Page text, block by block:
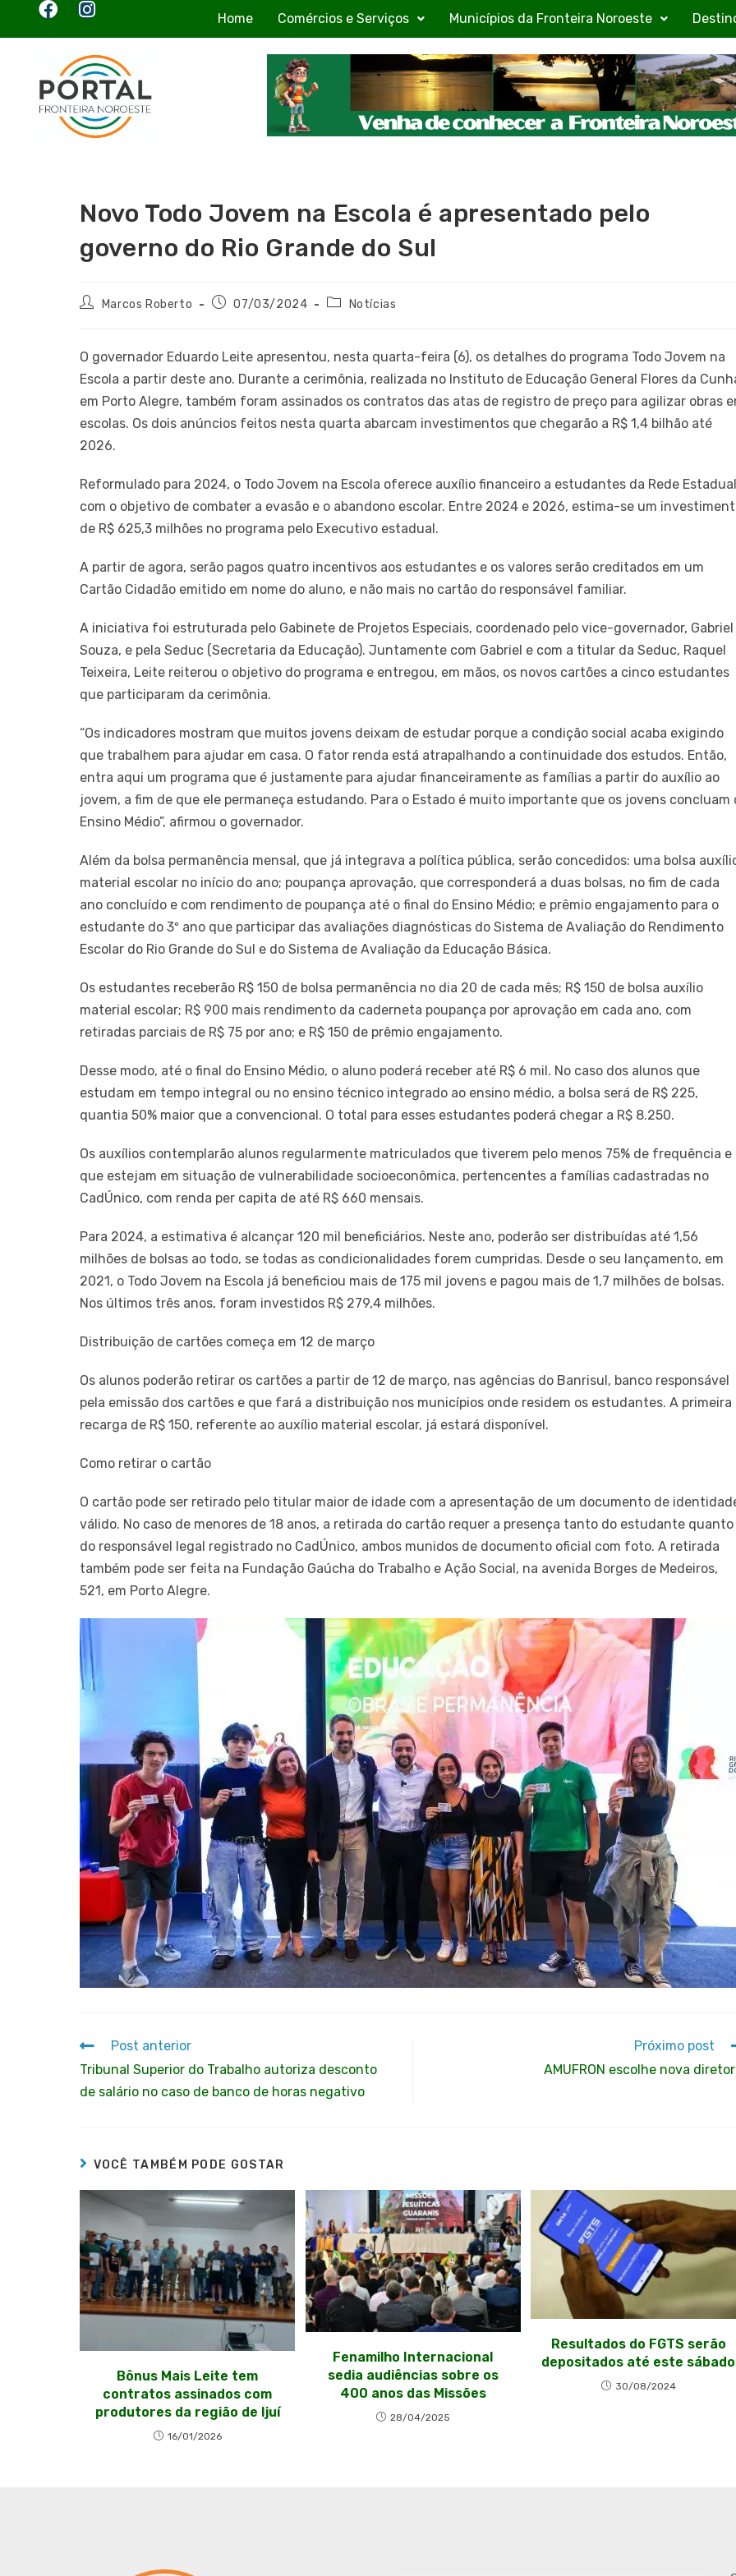
Home Comércios e Serviços Municípios da Fronteira Noroeste
Novo Todo Jovem na Escola é apresentado pelo
governo do Rio Grande do Sul
Marcos Roberto 07/03/2024 Notícias
O governador Eduardo Leite apresentou, nesta quarta-feira (6), os detalhes do programa Todo Jovem na
Escola a partir deste ano. Durante a cerimônia, realizada no Instituto de Educação General Flores da
em Porto Alegre, também foram assinados os contratos das atas de registro de preço para agilizar obras
escolas. Os dois anúncios feitos nesta quarta abarcam investimentos que chegarão a R$ 1,4 bilhão até
2026.
Reformulado para 2024, o Todo Jovem na Escola oferece auxílio financeiro a estudantes da Rede
com o objetivo de combater a evasão e o abandono escolar. Entre 2024 e 2026, estima-se um
de R$ 625,3 milhões no programa pelo Executivo estadual.
A partir de agora, serão pagos quatro incentivos aos estudantes e os valores serão creditados em um
Cartão Cidadão emitido em nome do aluno, e não mais no cartão do responsável familiar.
A iniciativa foi estruturada pelo Gabinete de Projetos Especiais, coordenado pelo vice-governador, Gabriel
Souza, e pela Seduc (Secretaria da Educação). Juntamente com Gabriel e com a titular da Seduc, Raquel
Teixeira, Leite reiterou o objetivo do programa e entregou, em mãos, os novos cartões a cinco estudantes
que participaram da cerimônia.
“Os indicadores mostram que muitos jovens deixam de estudar porque a condição social acaba exigindo
que trabalhem para ajudar em casa. O fator renda está atrapalhando a continuidade dos estudos. Então,
entra aqui um programa que é justamente para ajudar financeiramente as famílias a partir do auxílio ao
jovem, a fim de que ele permaneça estudando. Para o Estado é muito importante que os jovens concluam
Ensino Médio”, afirmou o governador.
Além da bolsa permanência mensal, que já integrava a política pública, serão concedidos: uma bolsa
material escolar no início do ano; poupança aprovação, que corresponderá a duas bolsas, no fim de cada
ano concluído e com rendimento de poupança até o final do Ensino Médio; e prêmio engajamento para o
estudante do 3º ano que participar das avaliações diagnósticas do Sistema de Avaliação do Rendimento
Escolar do Rio Grande do Sul e do Sistema de Avaliação da Educação Básica.
Os estudantes receberão R$ 150 de bolsa permanência no dia 20 de cada mês; R$ 150 de bolsa auxílio
material escolar; R$ 900 mais rendimento da caderneta poupança por aprovação em cada ano, com
retiradas parciais de R$ 75 por ano; e R$ 150 de prêmio engajamento.
Desse modo, até o final do Ensino Médio, o aluno poderá receber até R$ 6 mil. No caso dos alunos que
estudam em tempo integral ou no ensino técnico integrado ao ensino médio, a bolsa será de R$ 225,
quantia 50% maior que a convencional. O total para esses estudantes poderá chegar a R$ 8.250.
Os auxílios contemplarão alunos regularmente matriculados que tiverem pelo menos 75% de frequência e
que estejam em situação de vulnerabilidade socioeconômica, pertencentes a famílias cadastradas no
CadÚnico, com renda per capita de até R$ 660 mensais.
Para 2024, a estimativa é alcançar 120 mil beneficiários. Neste ano, poderão ser distribuídas até 1,56
milhões de bolsas ao todo, se todas as condicionalidades forem cumpridas. Desde o seu lançamento, em
2021, o Todo Jovem na Escola já beneficiou mais de 175 mil jovens e pagou mais de 1,7 milhões de bolsas.
Nos últimos três anos, foram investidos R$ 279,4 milhões.
Distribuição de cartões começa em 12 de março
Os alunos poderão retirar os cartões a partir de 12 de março, nas agências do Banrisul, banco responsável
pela emissão dos cartões e que fará a distribuição nos municípios onde residem os estudantes. A primeira
recarga de R$ 150, referente ao auxílio material escolar, já estará disponível.
Como retirar o cartão
O cartão pode ser retirado pelo titular maior de idade com a apresentação de um documento de
válido. No caso de menores de 18 anos, a retirada do cartão requer a presença tanto do estudante quanto
do responsável legal registrado no CadÚnico, ambos munidos de documento oficial com foto. A retirada
também pode ser feita na Fundação Gaúcha do Trabalho e Ação Social, na avenida Borges de Medeiros,
521, em Porto Alegre.
Post anterior
Tribunal Superior do Trabalho autoriza desconto
de salário no caso de banco de horas negativo
Próximo post
AMUFRON escolhe nova
VOCÊ TAMBÉM PODE GOSTAR
Bônus Mais Leite tem
contratos assinados com
produtores da região de Ijuí
16/01/2026
Fenamilho Internacional
sedia audiências sobre os
400 anos das Missões
28/04/2025
Resultados do FGTS serão
depositados até este sábado
30/08/2024